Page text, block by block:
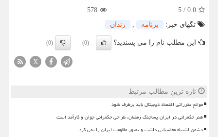
0.0
/
5
578
تگهای خبر:
برنامه , زندان
این مطلب نام را می پسندید؟ (0)
(0)
X
تازه ترین مطالب مرتبط
موانع مقرراتی اقتصاد دیجیتال باید برطرف شود
هنر حکمرانی در ایران پساجنگ رمضان، طراحی حکمرانی جوان و کارآمد است
دشمن اشتباه محاسباتی داشت و تصور مقاومت ایران را نمی کرد